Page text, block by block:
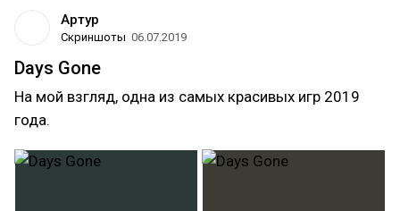
Артур
Скриншоты 06.07.2019
Days Gone
На мой взгляд, одна из самых красивых игр 2019
года.